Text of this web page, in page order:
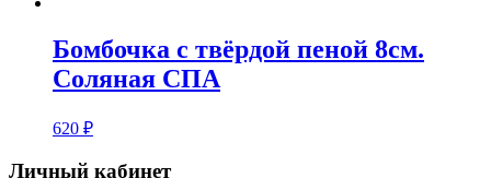
Бомбочка с твёрдой пеной 8см.
Соляная СПА
620 ₽
Личный кабинет